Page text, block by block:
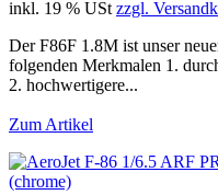
inkl. 19 % USt zzgl.
Der F86F 1.8M ist unser
folgenden Merkmalen 1.
2. hochwertigere...
Zum Artikel